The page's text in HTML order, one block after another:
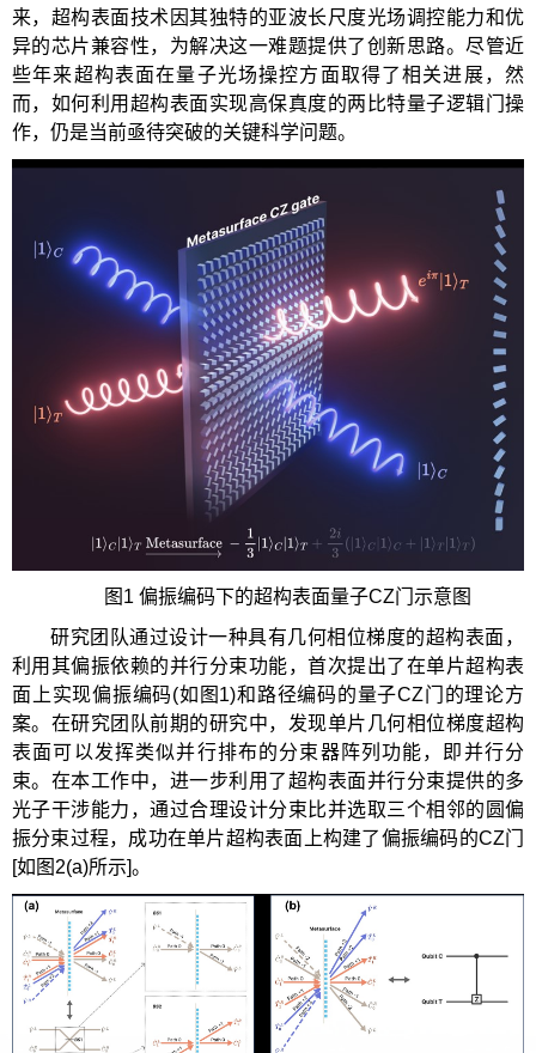
来，超构表面技术因其独特的亚波长尺度光场调控能力和优
异的芯片兼容性，为解决这一难题提供了创新思路。尽管近
些年来超构表面在量子光场操控方面取得了相关进展，然
而，如何利用超构表面实现高保真度的两比特量子逻辑门操
作，仍是当前亟待突破的关键科学问题。
图1 偏振编码下的超构表面量子CZ门示意图
研究团队通过设计一种具有几何相位梯度的超构表面，
利用其偏振依赖的并行分束功能，首次提出了在单片超构表
面上实现偏振编码(如图1)和路径编码的量子CZ门的理论方
案。在研究团队前期的研究中，发现单片几何相位梯度超构
表面可以发挥类似并行排布的分束器阵列功能，即并行分
束。在本工作中，进一步利用了超构表面并行分束提供的多
光子干涉能力，通过合理设计分束比并选取三个相邻的圆偏
振分束过程，成功在单片超构表面上构建了偏振编码的CZ门
[如图2(a)所示]。